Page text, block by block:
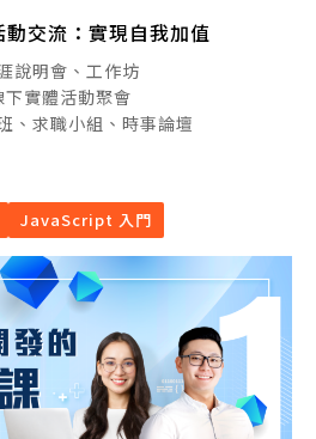
交流：實現自我加值
說明會、工作坊
下實體活動聚會
、求職小組、時事論壇
JavaScript 入門